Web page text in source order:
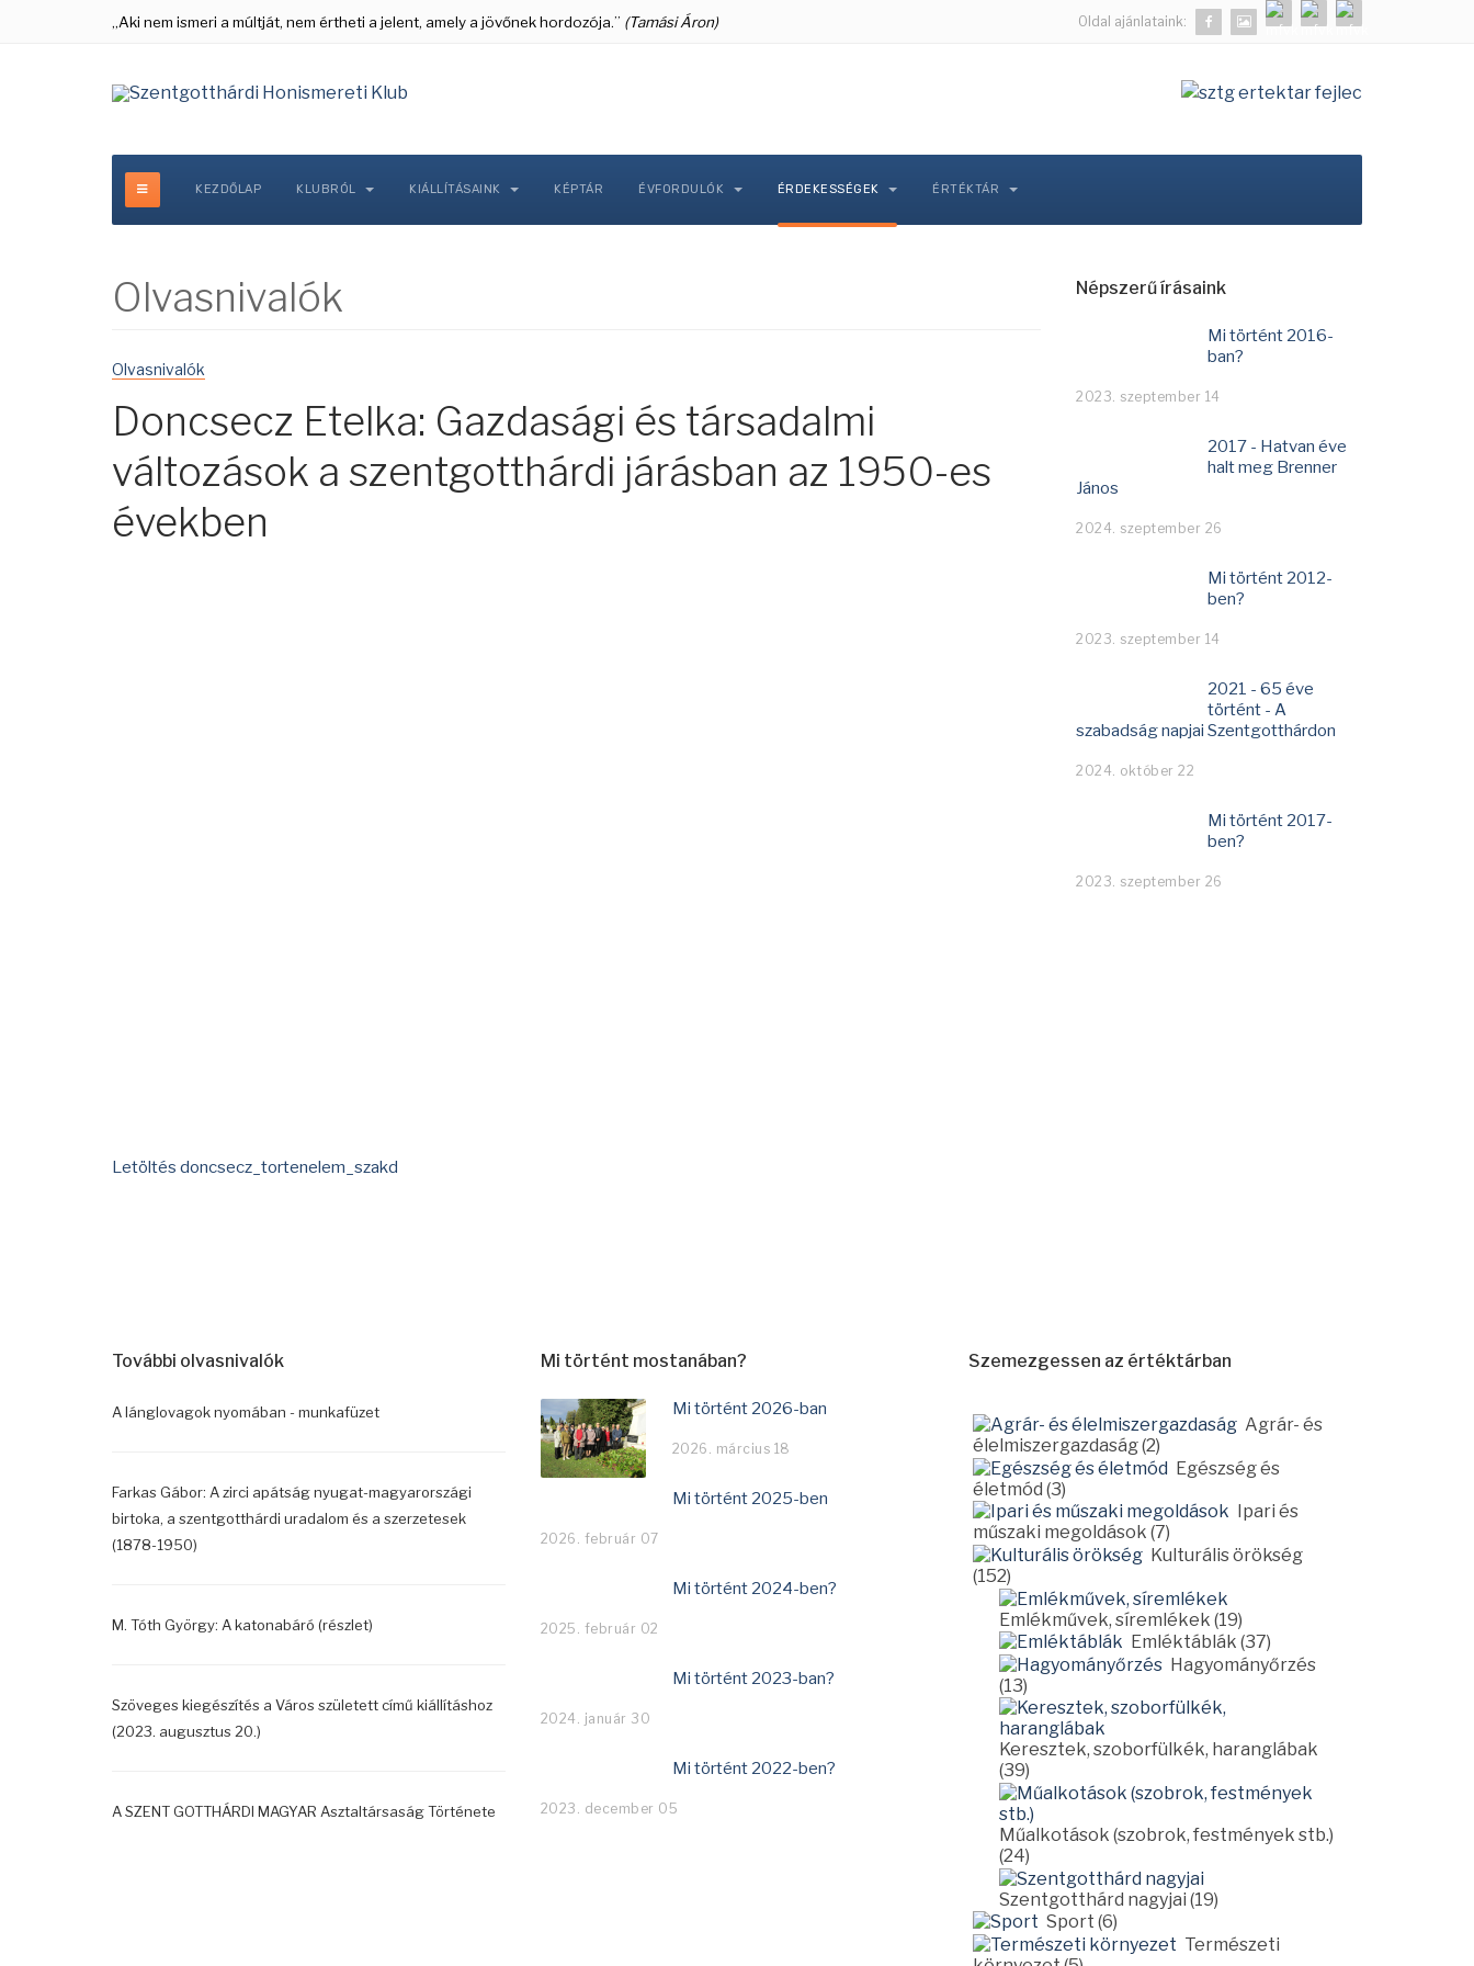
„Aki nem ismeri a múltját, nem értheti a jelent, amely a jövőnek hordozója.” (Tamási Áron) Oldal ajánlataink:
KEZDŐLAP KLUBRÓL KIÁLLÍTÁSAINK KÉPTÁR ÉVFORDULÓK ÉRDEKESSÉGEK ÉRTÉKTÁR
Olvasnivalók
Olvasnivalók
Doncsecz Etelka: Gazdasági és társadalmi
változások a szentgotthárdi járásban az 1950-es
években
Letöltés doncsecz_tortenelem_szakd
Népszerű írásaink
Mi történt 2016-
ban?
2023. szeptember 14
2017 - Hatvan éve
halt meg Brenner
János
2024. szeptember 26
Mi történt 2012-
ben?
2023. szeptember 14
2021 - 65 éve
történt - A
szabadság napjai Szentgotthárdon
2024. október 22
Mi történt 2017-
ben?
2023. szeptember 26
További olvasnivalók
A lánglovagok nyomában - munkafüzet
Farkas Gábor: A zirci apátság nyugat-magyarországi
birtoka, a szentgotthárdi uradalom és a szerzetesek
(1878-1950)
M. Tóth György: A katonabáró (részlet)
Szöveges kiegészítés a Város született című kiállításhoz
(2023. augusztus 20.)
A SZENT GOTTHÁRDI MAGYAR Asztaltársaság Története
Mi történt mostanában?
Mi történt 2026-ban
2026. március 18
Mi történt 2025-ben
2026. február 07
Mi történt 2024-ben?
2025. február 02
Mi történt 2023-ban?
2024. január 30
Mi történt 2022-ben?
2023. december 05
Szemezgessen az értéktárban
Agrár- és
élelmiszergazdaság (2)
Egészség és
életmód (3)
Ipari és
műszaki megoldások (7)
Kulturális örökség
(152)
Emlékművek, síremlékek (19)
Emléktáblák (37)
Hagyományőrzés
(13)
Keresztek, szoborfülkék, haranglábak
(39)
Műalkotások (szobrok, festmények stb.)
(24)
Szentgotthárd nagyjai (19)
Sport (6)
Természeti